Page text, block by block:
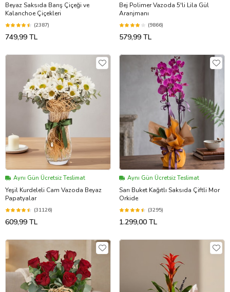
Beyaz Saksıda Barış Çiçeği ve
Kalanchoe Çiçekleri
(2387)
749,99 TL
Bej Polimer Vazoda 5'li Lila Gül
Aranjmanı
(9866)
579,99 TL
Aynı Gün Ücretsiz Teslimat
Yeşil Kurdeleli Cam Vazoda Beyaz
Papatyalar
(31126)
609,99 TL
Aynı Gün Ücretsiz Teslimat
Sarı Buket Kağıtlı Saksıda Çiftli Mor
Orkide
(3295)
1.299,00 TL